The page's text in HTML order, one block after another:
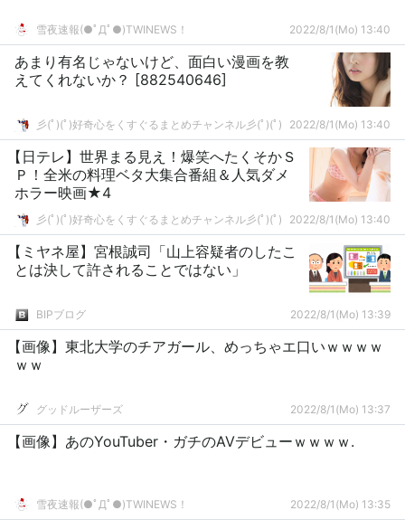
雪夜速報(●ﾟДﾟ●)TWINEWS！ 2022/8/1(Mo) 13:40
あまり有名じゃないけど、面白い漫画を教
えてくれないか？ [882540646]
彡(ﾟ)(ﾟ)好奇心をくすぐるまとめチャンネル彡(ﾟ)(ﾟ) 2022/8/1(Mo) 13:40
【日テレ】世界まる見え！爆笑へたくそかＳ
Ｐ！全米の料理ベタ大集合番組＆人気ダメ
ホラー映画★4
彡(ﾟ)(ﾟ)好奇心をくすぐるまとめチャンネル彡(ﾟ)(ﾟ) 2022/8/1(Mo) 13:40
【ミヤネ屋】宮根誠司「山上容疑者のしたこ
とは決して許されることではない」
BIPブログ 2022/8/1(Mo) 13:39
【画像】東北大学のチアガール、めっちゃエ口いｗｗｗｗ
ｗｗ
グッドルーザーズ 2022/8/1(Mo) 13:37
【画像】あのYouTuber・ガチのAVデビューｗｗｗｗ.
雪夜速報(●ﾟДﾟ●)TWINEWS！ 2022/8/1(Mo) 13:35